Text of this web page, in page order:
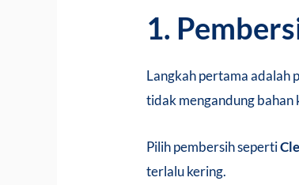
1.
Langkah pertama adalah
tidak mengandung bahan
Pilih pembersih seperti
terlalu kering.